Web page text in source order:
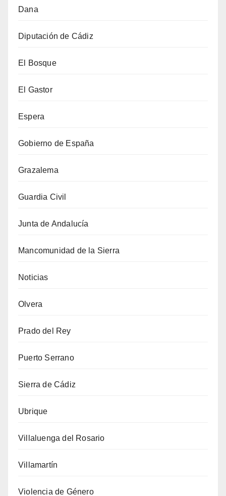
Dana
Diputación de Cádiz
El Bosque
El Gastor
Espera
Gobierno de España
Grazalema
Guardia Civil
Junta de Andalucía
Mancomunidad de la Sierra
Noticias
Olvera
Prado del Rey
Puerto Serrano
Sierra de Cádiz
Ubrique
Villaluenga del Rosario
Villamartín
Violencia de Género